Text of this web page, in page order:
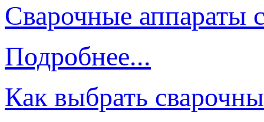
Сварочные аппараты
Подробнее...
Как выбрать